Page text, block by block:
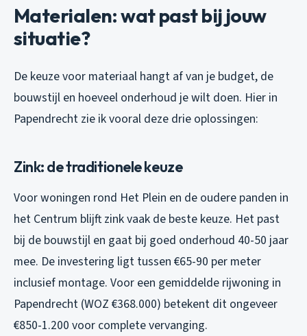
Materialen: wat past bij jouw
situatie?
De keuze voor materiaal hangt af van je budget, de
bouwstijl en hoeveel onderhoud je wilt doen. Hier in
Papendrecht zie ik vooral deze drie oplossingen:
Zink: de traditionele keuze
Voor woningen rond Het Plein en de oudere panden in
het Centrum blijft zink vaak de beste keuze. Het past
bij de bouwstijl en gaat bij goed onderhoud 40-50 jaar
mee. De investering ligt tussen €65-90 per meter
inclusief montage. Voor een gemiddelde rijwoning in
Papendrecht (WOZ €368.000) betekent dit ongeveer
€850-1.200 voor complete vervanging.